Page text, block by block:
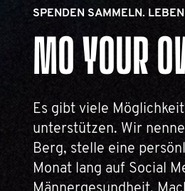
SPENDEN SAMMELN.
MO YOUR
Es gibt viele
unterstützen. Wir
Berg, stelle eine
Monat lang auf Social